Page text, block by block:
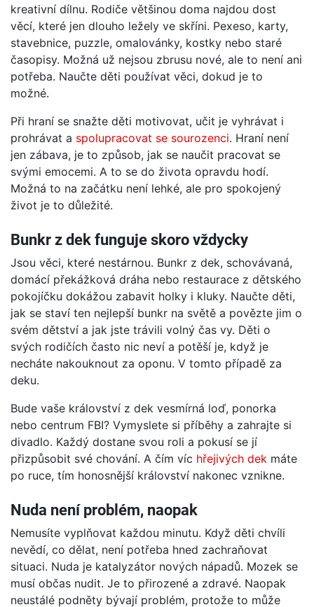
kreativní dílnu. Rodiče většinou doma najdou dost
věcí, které jen dlouho ležely ve skříni. Pexeso, karty,
stavebnice, puzzle, omalovánky, kostky nebo staré
časopisy. Možná už nejsou zbrusu nové, ale to není ani
potřeba. Naučte děti používat věci, dokud je to
možné.
Při hraní se snažte děti motivovat, učit je vyhrávat i
prohrávat a spolupracovat se sourozenci. Hraní není
jen zábava, je to způsob, jak se naučit pracovat se
svými emocemi. A to se do života opravdu hodí.
Možná to na začátku není lehké, ale pro spokojený
život je to důležité.
Bunkr z dek funguje skoro vždycky
Jsou věci, které nestárnou. Bunkr z dek, schovávaná,
domácí překážková dráha nebo restaurace z dětského
pokojíčku dokážou zabavit holky i kluky. Naučte děti,
jak se staví ten nejlepší bunkr na světě a povězte jim o
svém dětství a jak jste trávili volný čas vy. Děti o
svých rodičích často nic neví a potěší je, když je
necháte nakouknout za oponu. V tomto případě za
deku.
Bude vaše království z dek vesmírná loď, ponorka
nebo centrum FBI? Vymyslete si příběhy a zahrajte si
divadlo. Každý dostane svou roli a pokusí se jí
přizpůsobit své chování. A čím víc hřejivých dek máte
po ruce, tím honosnější království nakonec vznikne.
Nuda není problém, naopak
Nemusíte vyplňovat každou minutu. Když děti chvíli
nevědí, co dělat, není potřeba hned zachraňovat
situaci. Nuda je katalyzátor nových nápadů. Mozek se
musí občas nudit. Je to přirozené a zdravé. Naopak
neustálé podněty bývají problém, protože to může